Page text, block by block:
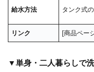
給水方法 タンク式
リンク [商品ペー
▼単身・二人暮らしで